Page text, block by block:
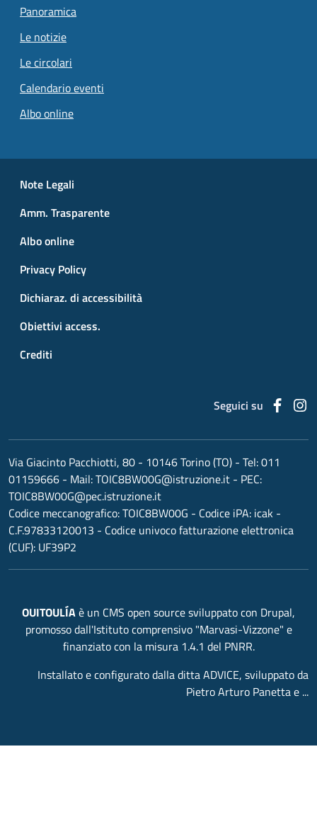
Panoramica
Le notizie
Le circolari
Calendario eventi
Albo online
Small prints
Note Legali
Amm. Trasparente
Albo online
Privacy Policy
Dichiaraz. di accessibilità
Obiettivi access.
Crediti
Seguici su
Via Giacinto Pacchiotti, 80 - 10146 Torino (TO) - Tel:011
01159666 - Mail:TOIC8BW00G@istruzione.it - PEC:
TOIC8BW00G@pec.istruzione.it
Codice meccanografico:TOIC8BW00G - Codice iPA: icak -
C.F.97833120013 - Codice univoco fatturazione elettronica
(CUF): UF39P2
OUITOULÍAè un CMS open source sviluppato con Drupal,
promosso dall'Istituto comprensivo "Marvasi-Vizzone" e
finanziato con la misura 1.4.1 del PNRR.
Installato e configurato dalla ditta ADVICE, sviluppato da
Pietro Arturo Panetta e ...